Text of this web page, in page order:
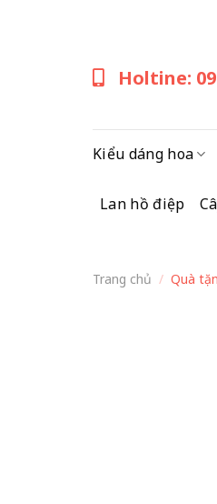
Holtine:
Kiểu dáng hoa
Lan hồ điệp
Trang chủ / Quà